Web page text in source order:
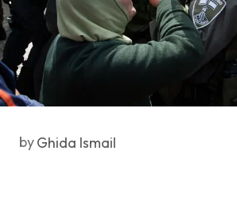
byGhida Ismail